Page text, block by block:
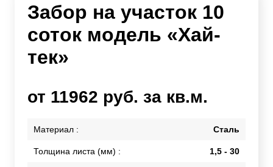
Забор на участок 10
соток модель «Хай-
тек»
от 11962 руб. за кв.м.
Материал : Сталь
Толщина листа (мм) : 1,5 - 30